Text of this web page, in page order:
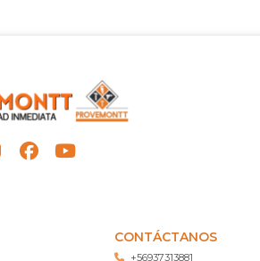
CONTÁCTANOS
+56937313881